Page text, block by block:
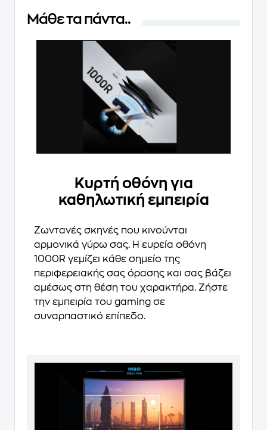
Μάθε τα πάντα..
Κυρτή οθόνη για
καθηλωτική εμπειρία
Ζωντανές σκηνές που κινούνται
αρμονικά γύρω σας. Η ευρεία οθόνη
1000R γεμίζει κάθε σημείο της
περιφερειακής σας όρασης και σας βάζει
αμέσως στη θέση του χαρακτήρα. Ζήστε
την εμπειρία του gaming σε
συναρπαστικό επίπεδο.